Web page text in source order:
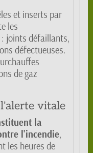
et inserts par
les
joints défaillants,
défectueuses.
de gaz
vitale
la
l'incendie,
les heures de